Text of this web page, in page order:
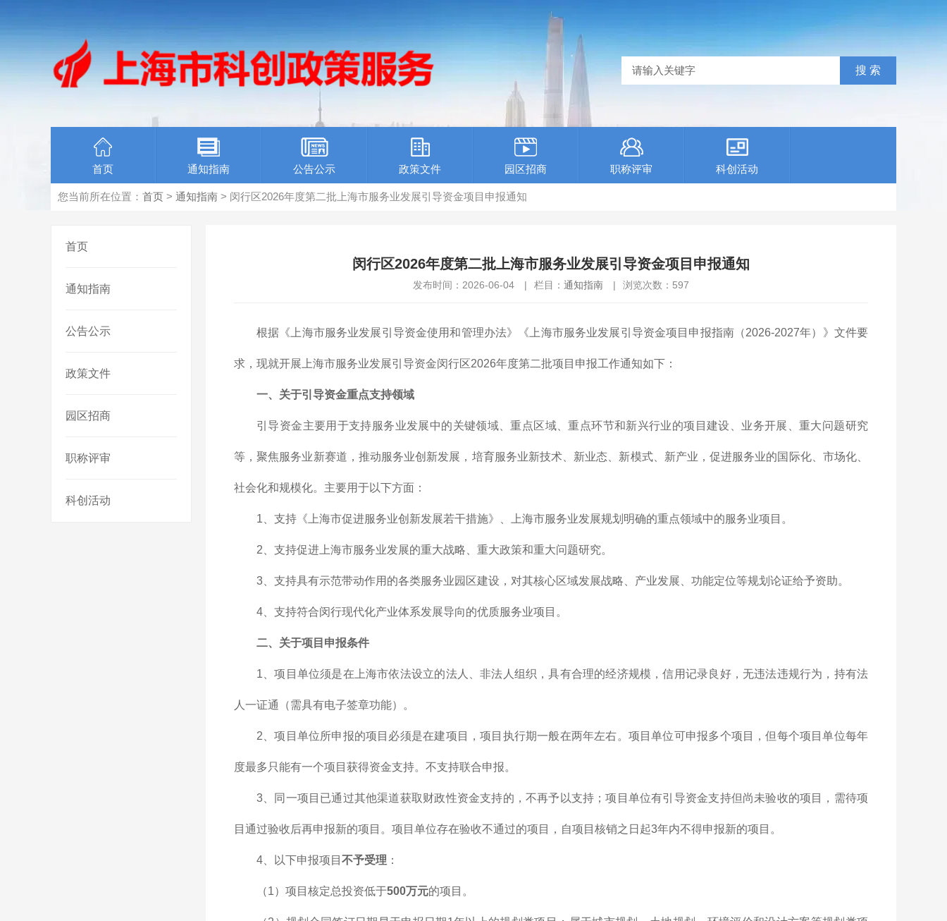
首页 通知指南 公告公示 政策文件 园区招商 职称评审 科创活动
您当前所在位置： 首页 > 通知指南 > 闵行区2026年度第二批上海市服务业发展引导资金项目申报通知
首页
通知指南
公告公示
政策文件
园区招商
职称评审
科创活动
闵行区2026年度第二批上海市服务业发展引导资金项目申报通知
发布时间：2026-06-04 | 栏目： 通知指南 | 浏览次数： 597
根据《上海市服务业发展引导资金使用和管理办法》《上海市服务业发展引导资金项目申报指南（2026-2027年）》文件要
求，现就开展上海市服务业发展引导资金闵行区2026年度第二批项目申报工作通知如下：
一、关于引导资金重点支持领域
引导资金主要用于支持服务业发展中的关键领域、重点区域、重点环节和新兴行业的项目建设、业务开展、重大问题研究
等，聚焦服务业新赛道，推动服务业创新发展，培育服务业新技术、新业态、新模式、新产业，促进服务业的国际化、市场化、
社会化和规模化。主要用于以下方面：
1、支持《上海市促进服务业创新发展若干措施》、上海市服务业发展规划明确的重点领域中的服务业项目。
2、支持促进上海市服务业发展的重大战略、重大政策和重大问题研究。
3、支持具有示范带动作用的各类服务业园区建设，对其核心区域发展战略、产业发展、功能定位等规划论证给予资助。
4、支持符合闵行现代化产业体系发展导向的优质服务业项目。
二、关于项目申报条件
1、项目单位须是在上海市依法设立的法人、非法人组织，具有合理的经济规模，信用记录良好，无违法违规行为，持有法
人一证通（需具有电子签章功能）。
2、项目单位所申报的项目必须是在建项目，项目执行期一般在两年左右。项目单位可申报多个项目，但每个项目单位每年
度最多只能有一个项目获得资金支持。不支持联合申报。
3、同一项目已通过其他渠道获取财政性资金支持的，不再予以支持；项目单位有引导资金支持但尚未验收的项目，需待项
目通过验收后再申报新的项目。项目单位存在验收不通过的项目，自项目核销之日起3年内不得申报新的项目。
4、以下申报项目 不予受理 ：
（1）项目核定总投资低于500万元的项目。